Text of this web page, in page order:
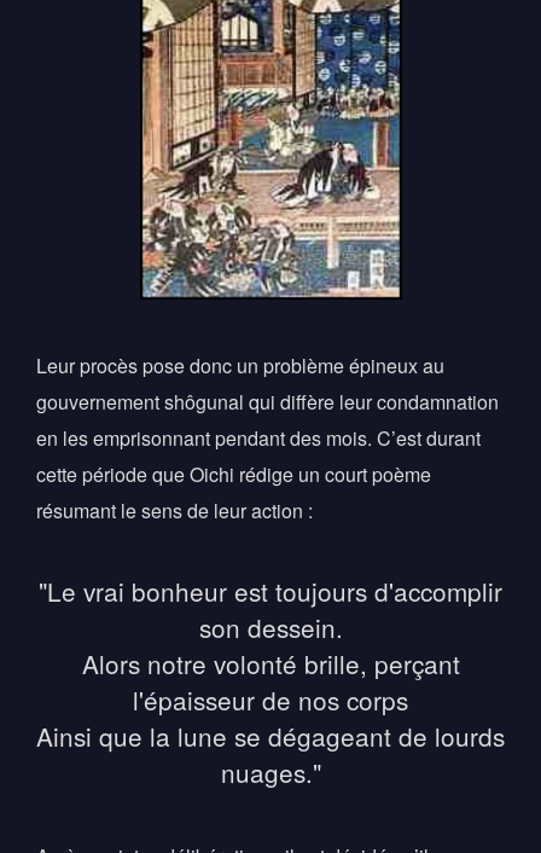
Leur procès pose donc un problème épineux au
gouvernement shôgunal qui diffère leur condamnation
en les emprisonnant pendant des mois. C’est durant
cette période que Oichi rédige un court poème
résumant le sens de leur action :
"Le vrai bonheur est toujours d'accomplir
son dessein.
Alors notre volonté brille, perçant
l'épaisseur de nos corps
Ainsi que la lune se dégageant de lourds
nuages."